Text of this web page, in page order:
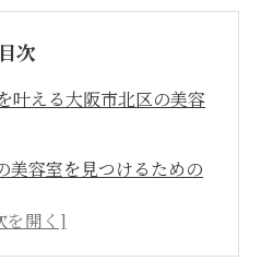
目次
叶える大阪市北区の美容
美容室を見つけるための